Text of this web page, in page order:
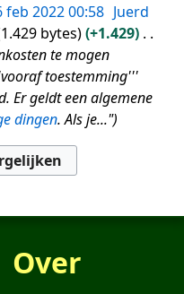
feb 2022 00:58 Juerd
1.429 bytes
+1.429
te mogen
toestemming'''
Er geldt een algemene
dingen. Als je..."
Over